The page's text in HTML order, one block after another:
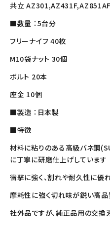
共立
■数量 ：5台分
フリーナイフ 40枚
M10袋ナット 30個
ボルト 20本
座金 10個
■製造 ：日本製
■特徴
材料に粘りのある高級バネ鋼
に丁寧に研磨仕上げしています
衝撃に強く、割れや耐久性に優
摩耗性に強く切れ味が鋭い高品
社外品ですが、純正品用の交換